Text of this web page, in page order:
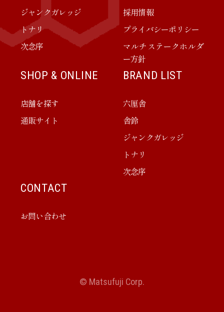
ジャンクガレッジ
トナリ
次念序
採用情報
プライバシーポリシー
マルチステークホルダ
ー方針
SHOP & ONLINE
店舗を探す
通販サイト
BRAND LIST
六厘舎
舎鈴
ジャンクガレッジ
トナリ
次念序
CONTACT
お問い合わせ
© Matsufuji Corp.